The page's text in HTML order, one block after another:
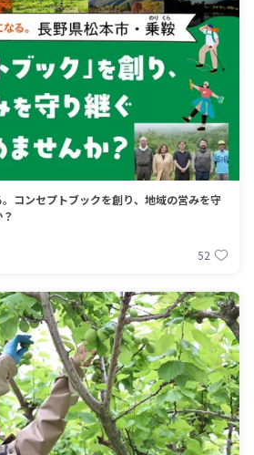
コンセプトブックを創り、地域の営みを守
52